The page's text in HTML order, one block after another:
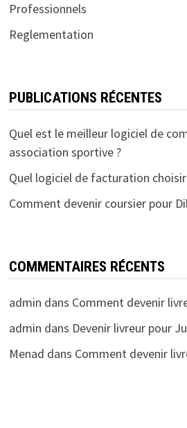
Professionnels
Reglementation
PUBLICATIONS RÉCENTES
Quel est le meilleur logiciel de
association sportive ?
Quel logiciel de facturation
Comment devenir coursier pour
COMMENTAIRES RÉCENTS
admin dans Comment devenir
admin dans Devenir livreur pour
Menad dans Comment devenir